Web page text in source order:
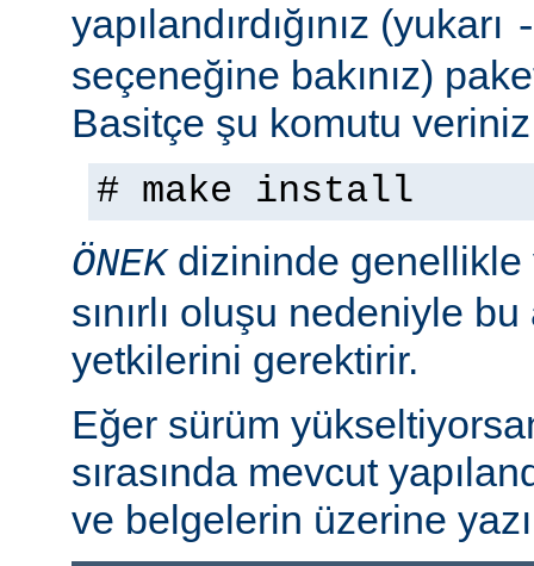
yapılandırdığınız (yukarı
seçeneğine bakınız)
Basitçe şu komutu
# make install
ÖNEKdizininde genellikle
sınırlı oluşu nedeniyle
yetkilerini gerektirir.
Eğer sürüm
sırasında mevcut
ve belgelerin üzerine